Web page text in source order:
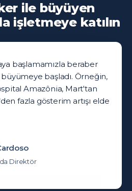
ile büyüyen
işletmeye katılın
başlamamızla beraber
başladı. Örneğin,
Amazônia, Mart'tan
fazla gösterim artışı elde
da Direktör